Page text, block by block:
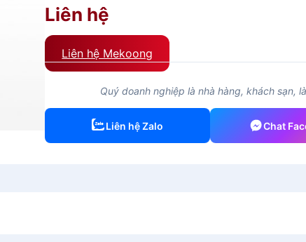
Liên hệ
Liên hệ Mekoong
Quý doanh nghiệp là nhà hàng, khách sạn,
Liên hệ Zalo Chat